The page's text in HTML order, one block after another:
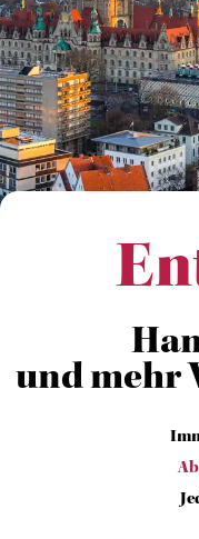
und mehr